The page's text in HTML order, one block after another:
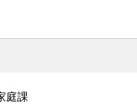
庭課